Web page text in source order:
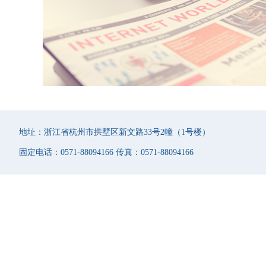
地址：浙江省杭州市拱墅区新文路33号2幢（1号楼）
固定电话：0571-88094166 传真：0571-88094166